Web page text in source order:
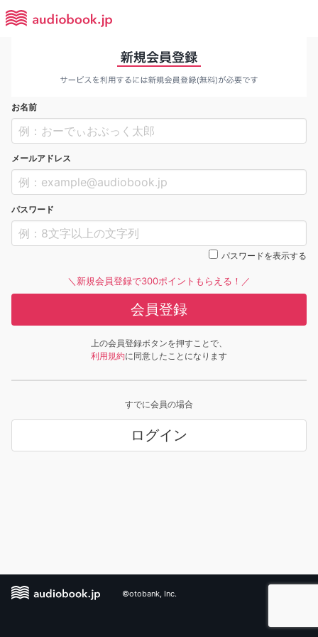
お名前
メールアドレス
パスワード
パスワードを表示する
＼新規会員登録で300ポイントもらえる！／
会員登録
上の会員登録ボタンを押すことで、
利用規約に同意したことになります
すでに会員の場合
ログイン
©otobank, Inc.